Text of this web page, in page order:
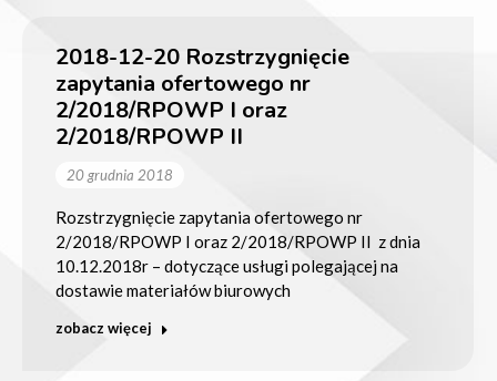
2018-12-20 Rozstrzygnięcie
zapytania ofertowego nr
2/2018/RPOWP I oraz
2/2018/RPOWP II
20 grudnia 2018
Rozstrzygnięcie zapytania ofertowego nr
2/2018/RPOWP I oraz 2/2018/RPOWP II z dnia
10.12.2018r – dotyczące usługi polegającej na
dostawie materiałów biurowych
zobacz więcej